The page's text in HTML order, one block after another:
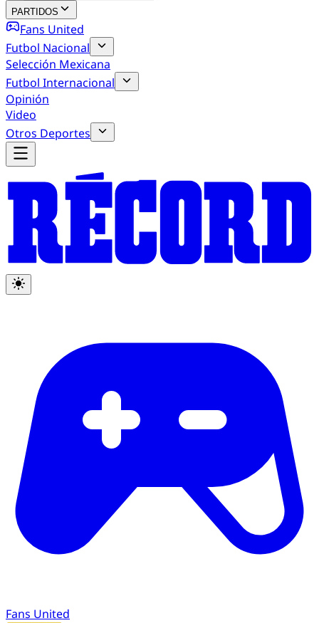
PARTIDOS
Fans United
Futbol Nacional
Selección Mexicana
Futbol Internacional
Opinión
Video
Otros Deportes
Fans United